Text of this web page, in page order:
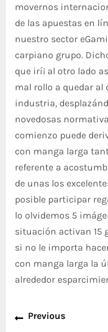
movernos
de las apuestas en
nuestro sector
carpiano grupo.
que irí¡ al otro lado
mal rollo a quedar al
industria,
novedosas
comienzo puede
con manga larga
referente a
de unas los
posible participar
lo olvidemos 5
situación activan 15
si no le importa
con manga larga la
alrededor
Previous